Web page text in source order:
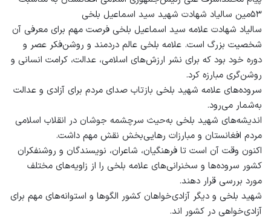
۵۳مین سالیاد شهادت شهید سید اسماعیل بلخی
سالیاد شهادت علامه سید اسماعیل بلخی فرصت مهم برای معرفی آن
شخصیت بزرگ است. علامه بلخی عالم دردمند و روشن‌فکر عصر و
دوره خود بود که برای نشر ارزش‌های اسلامی، عدالت، کرامت انسانی و
روشن‌گری مبارزه کرد.
سروده‌های علامه شهید بلخی بازتاب صدای مردم برای آزادی و عدالت
به‌شمار می‌رود.
اندیشه‌های شهید بلخی به‌حیث سرچشمه جوشان در انقلاب اسلامی
مردم افغانستان و مبارزات رهایی‌بخش نقش مهم داشت.
اکنون وقت آن است تا فرهنگیان، شاعران، نویسندگان و روشنفکران
کشور سروده‌ها و سخنرانی‌های علامه بلخی را از زاویه‌های مختلف
مورد بررسی قرار دهند.
شهید بلخی و دیگر آزادی‌خواهان کشور الگوها و استوانه‌های مهم برای
آزادی‌خواهی در کشور اند.